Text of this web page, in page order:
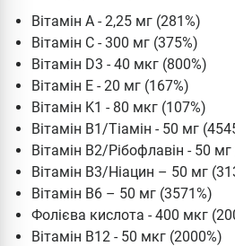
Вітамін А - 2,25 мг (281%)
Вітамін С - 300 мг (375%)
Вітамін D3 - 40 мкг (800%)
Вітамін Е - 20 мг (167%)
Вітамін K1 - 80 мкг (107%)
Вітамін В1/Тіамін - 50 мг
Вітамін В2/Рібофлавін - 50
Вітамін В3/Ніацин – 50 мг
Вітамін В6 – 50 мг (3571%)
Фолієва кислота - 400 мкг
Вітамін В12 - 50 мкг (2000%)